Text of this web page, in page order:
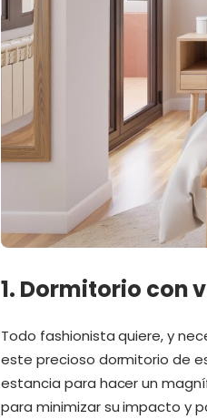
1. Dormitorio con
Todo fashionista quiere, y
este precioso dormitorio de
estancia para hacer un
para minimizar su impacto y